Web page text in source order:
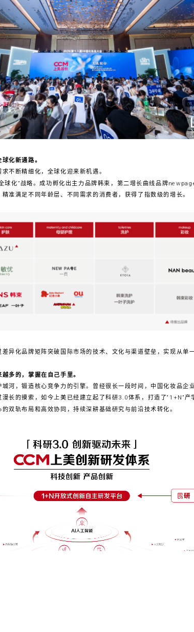
化新通路。
不断精细化，全球化迎来新机遇。
球化”战略。成功孵化出主力品牌韩束，第二增长曲线品牌
准满足不同年龄层、不同需求的消费者，获得了指数级的增长。
异化品牌矩阵突破国际市场的技术、文化与渠道壁垒，实现从单
多的，掌握在自己手里。
河，锻造核心竞争力的引擎。曾经很长一段时间，中国化妆品企
长的摸索，如今上美已经建立起了科研3.0体系，打造了“1+N”
双轨布局和高效协同，持续深耕基础研究与前沿技术转化。